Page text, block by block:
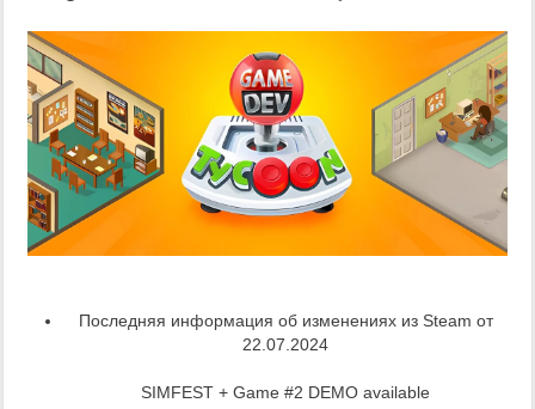
Последняя информация об изменениях из Steam от
22.07.2024
SIMFEST + Game #2 DEMO available